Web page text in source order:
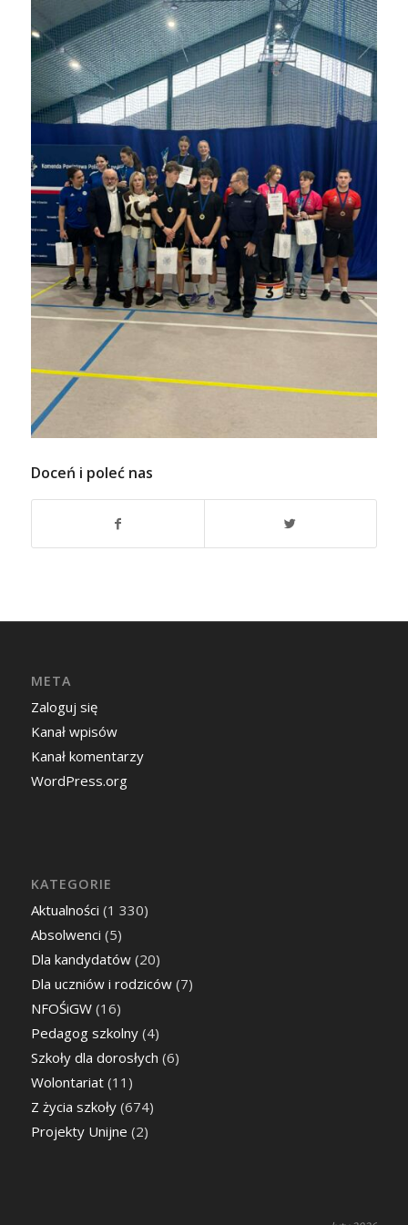
Doceń i poleć nas
META
Zaloguj się
Kanał wpisów
Kanał komentarzy
WordPress.org
KATEGORIE
Aktualności (1 330)
Absolwenci (5)
Dla kandydatów(20)
Dla uczniów i rodziców(7)
NFOŚiGW(16)
Pedagog szkolny(4)
Szkoły dla dorosłych (6)
Wolontariat(11)
Z życia szkoły(674)
Projekty Unijne (2)